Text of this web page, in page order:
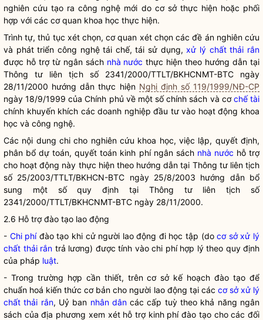
nghiên cứu tạo ra công nghệ mới do cơ sở thực hiện hoặc phối
hợp với các cơ quan khoa học thực hiện.
Trình tự, thủ tục xét chọn, cơ quan xét chọn các đề án nghiên cứu
và phát triển công nghệ tái chế, tái sử dụng,xử lý chất thải rắn
được hỗ trợ từ ngân sách nhà nước thực hiện theo hướng dẫn tại
Thông tư liên tịch số 2341/2000/TTLT/BKHCNMT-BTC ngày
28/11/2000 hướng dẫn thực hiện Nghị định số 119/1999/NĐ-CP
ngày 18/9/1999 của Chính phủ về một số chính sách và cơchế tài
chính khuyến khích các doanh nghiệp đầu tư vào hoạt động khoa
học và công nghệ.
Các nội dung chi cho nghiên cứu khoa học, việc lập, quyết định,
phân bổ dự toán, quyết toán kinh phí ngân sách nhà nước hỗ trợ
cho hoạt động này thực hiện theo hướng dẫn tại Thông tư liên tịch
số 25/2003/TTLT/BKHCN-BTC ngày 25/8/2003 hướng dẫn bổ
sung một số quy định tại Thông tư liên tịch số
2341/2000/TTLT/BKHCNMT-BTC ngày 28/11/2000.
2.6 Hỗ trợ đào tạo lao động
- Chi phíđào tạo khi cử người lao động đi học tập (docơ sở xử lý
chất thải rắn trả lương) được tính vào chi phíhợp lý theo quy định
của pháp luật.
- Trong trường hợp cần thiết, trên cơ sở kế hoạch đào tạo để
chuẩn hoá kiến thức cơ bản cho người lao động tại các cơ sở xử lý
chất thải rắn, Uỷ ban nhân dâncác cấp tuỳ theo khả năng ngân
sách của địa phương xem xét hỗ trợ kinh phí đào tạo cho các đối